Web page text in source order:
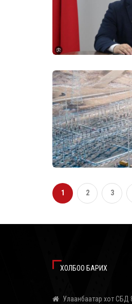
1 2 3
ХОЛБОО БАРИХ
Улаанбаатар хот СБД